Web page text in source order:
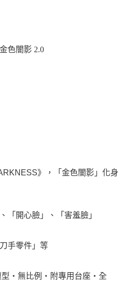
色闇影 2.0
》，「金色闇影」化身
「開心臉」、「害羞臉」
手零件」等
・無比例・附專用台座・全